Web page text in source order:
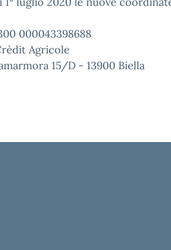
000043398688
Agricole
15/D - 13900 Biella